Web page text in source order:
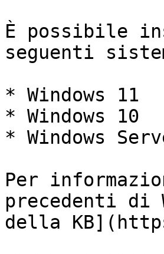
È possibile
seguenti
* Windows 11
* Windows 10
* Windows
Per
precedenti di
della